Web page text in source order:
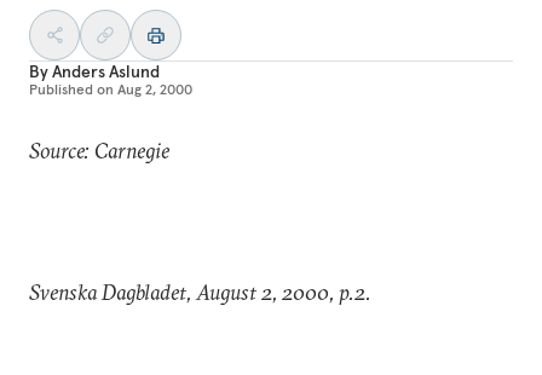
ByAnders Aslund
Published on Aug 2, 2000
Source: Carnegie
Svenska Dagbladet, August 2, 2000, p.2.